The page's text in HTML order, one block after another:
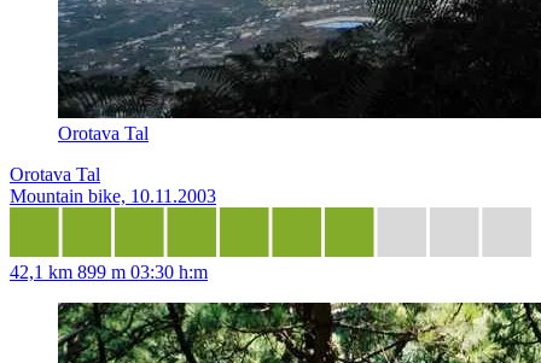
Orotava Tal
Orotava Tal
Mountain bike, 10.11.2003
42,1 km 899 m 03:30 h:m